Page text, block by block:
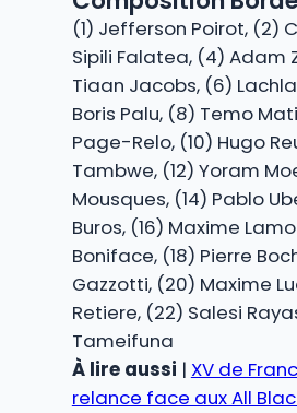
(1) Jefferson Poirot, (2)
Sipili Falatea, (4) Adam
Tiaan Jacobs, (6)
Boris Palu, (8) Temo
Page-Relo, (10) Hugo
Tambwe, (12) Yoram
Mousques, (14) Pablo
Buros, (16) Maxime
Boniface, (18) Pierre
Gazzotti, (20) Maxime
Retiere, (22) Salesi
Tameifuna
À lire aussi | XV de
relance face aux All